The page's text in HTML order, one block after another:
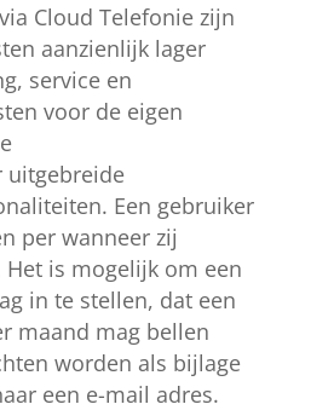
Cloud Telefonie zijn
aanzienlijk lager
service en
voor de eigen
uitgebreide
Een gebruiker
per wanneer zij
is mogelijk om een
in te stellen, dat een
maand mag bellen
worden als bijlage
een e-mail adres.